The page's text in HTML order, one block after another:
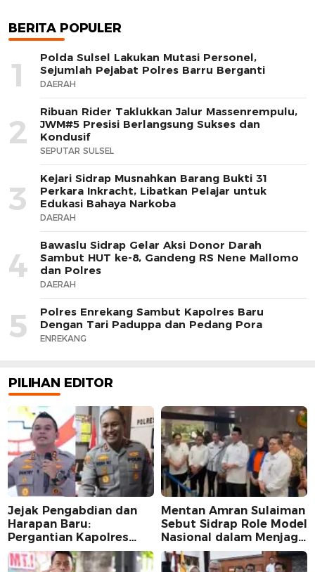
BERITA POPULER
1
Polda Sulsel Lakukan Mutasi Personel,
Sejumlah Pejabat Polres Barru Berganti
DAERAH
2
Ribuan Rider Taklukkan Jalur Massenrempulu,
JWM#5 Presisi Berlangsung Sukses dan
Kondusif
SEPUTAR SULSEL
3
Kejari Sidrap Musnahkan Barang Bukti 31
Perkara Inkracht, Libatkan Pelajar untuk
Edukasi Bahaya Narkoba
DAERAH
4
Bawaslu Sidrap Gelar Aksi Donor Darah
Sambut HUT ke-8, Gandeng RS Nene Mallomo
dan Polres
DAERAH
5
Polres Enrekang Sambut Kapolres Baru
Dengan Tari Paduppa dan Pedang Pora
ENREKANG
PILIHAN EDITOR
Jejak Pengabdian dan
Harapan Baru:
Pergantian Kapolres
Sidrap dalam Perspektif
Karier Dua Perwira
Mentan Amran Sulaiman
Sebut Sidrap Role Model
Nasional dalam Menjaga
Stabilitas Harga Telur